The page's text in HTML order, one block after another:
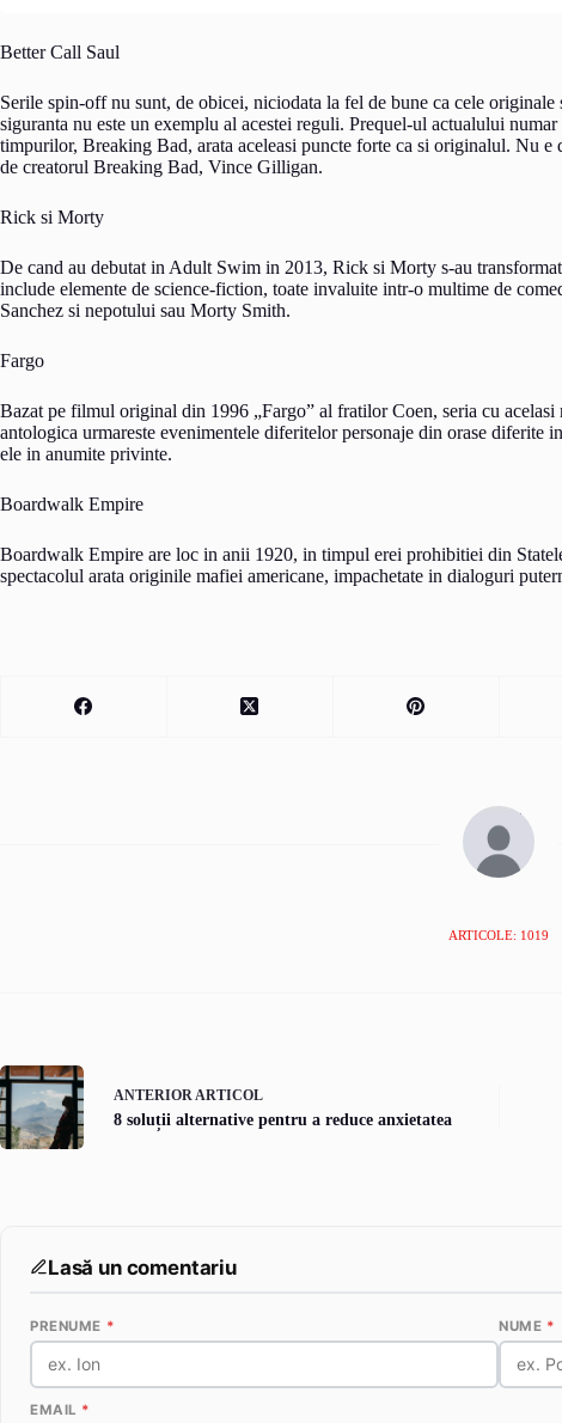
Better Call Saul
Serile spin-off nu sunt, de obicei, niciodata la fel de bune ca cele
siguranta nu este un exemplu al acestei reguli. Prequel-ul actualului
timpurilor, Breaking Bad, arata aceleasi puncte forte ca si originalul. Nu e
de creatorul Breaking Bad, Vince Gilligan.
Rick si Morty
De cand au debutat in Adult Swim in 2013, Rick si Morty s-au
include elemente de science-fiction, toate invaluite intr-o multime de
Sanchez si nepotului sau Morty Smith.
Fargo
Bazat pe filmul original din 1996 „Fargo” al fratilor Coen, seria cu acelasi
antologica urmareste evenimentele diferitelor personaje din orase diferite
ele in anumite privinte.
Boardwalk Empire
Boardwalk Empire are loc in anii 1920, in timpul erei prohibitiei din
spectacolul arata originile mafiei americane, impachetate in dialoguri
ARTICOLE: 1019
ANTERIORARTICOL
8 soluții alternative pentru a reduce anxietatea
Lasă un comentariu
PRENUME * NUME *
EMAIL *